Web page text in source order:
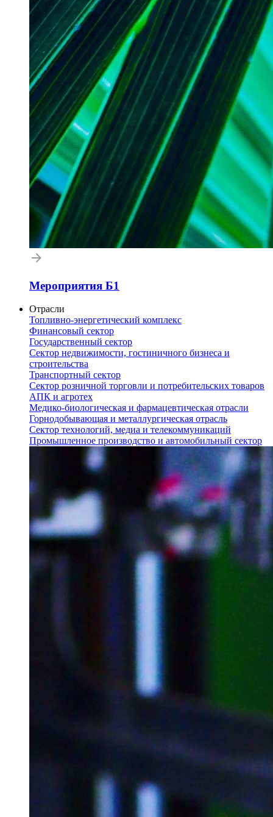
Мероприятия Б1
Отрасли
Топливно-энергетический комплекс
Финансовый сектор
Государственный сектор
Сектор недвижимости, гостиничного бизнеса и
строительства
Транспортный сектор
Сектор розничной торговли и потребительских товаров
АПК и агротех
Медико-биологическая и фармацевтическая отрасли
Горнодобывающая и металлургическая отрасль
Сектор технологий, медиа и телекоммуникаций
Промышленное производство и автомобильный сектор